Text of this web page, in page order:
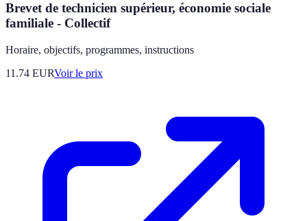
Brevet de technicien supérieur, économie sociale
familiale - Collectif
Horaire, objectifs, programmes, instructions
11.74 EURVoir le prix